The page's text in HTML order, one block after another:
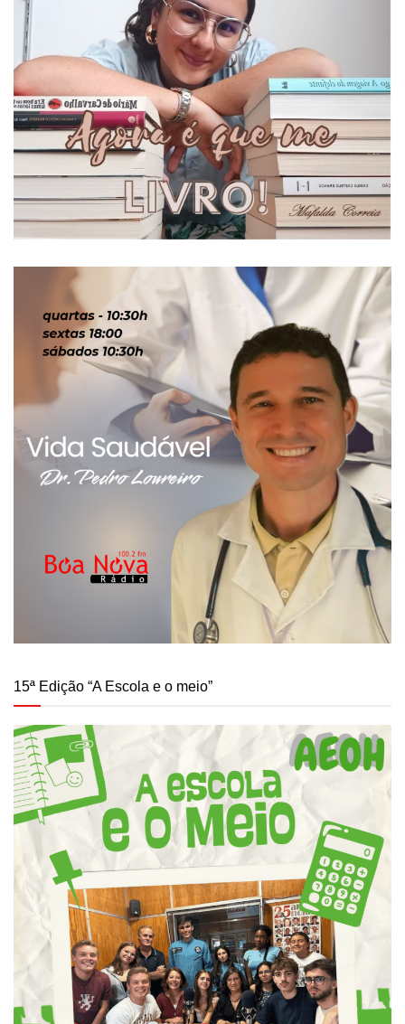
15ª Edição “A Escola e o meio”